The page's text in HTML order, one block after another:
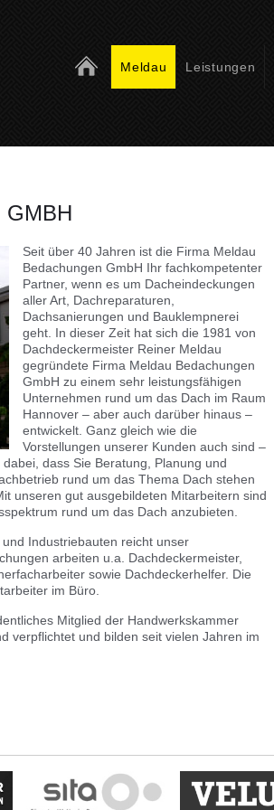
Meldau Leistungen
GMBH
Seit über 40 Jahren ist die Firma Meldau
Bedachungen GmbH Ihr fachkompetenter
Partner, wenn es um Dacheindeckungen
aller Art, Dachreparaturen,
Dachsanierungen und Bauklempnerei
geht. In dieser Zeit hat sich die 1981 von
Dachdeckermeister Reiner Meldau
gegründete Firma Meldau Bedachungen
GmbH zu einem sehr leistungsfähigen
Unternehmen rund um das Dach im Raum
Hannover – aber auch darüber hinaus –
entwickelt. Ganz gleich wie die
Vorstellungen unserer Kunden auch sind –
dass Sie Beratung, Planung und
rund um das Thema Dach stehen
unseren gut ausgebildeten Mitarbeitern sind
rund um das Dach anzubieten.
Industriebauten reicht unser
arbeiten u.a. Dachdeckermeister,
sowie Dachdeckerhelfer. Die
im Büro.
Mitglied der Handwerkskammer
verpflichtet und bilden seit vielen Jahren im
Wenner